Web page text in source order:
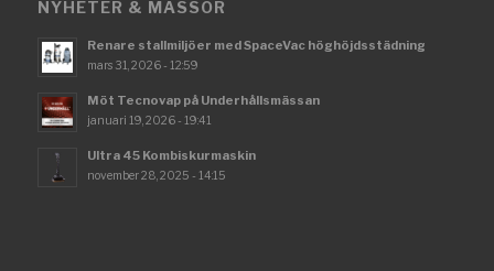
NYHETER & MÄSSOR
Renare stallmiljöer med SpaceVac höghöjdsstädning
mars 31, 2026 - 12:59
Möt Tecnovap på Underhållsmässan
januari 19, 2026 - 19:41
Ultra 45 Kombiskurmaskin
november 28, 2025 - 14:15